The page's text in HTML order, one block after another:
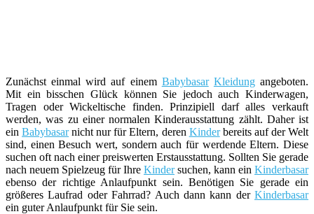
Zunächst einmal wird auf einem Babybasar Kleidungangeboten.
Mit ein bisschen Glück können Sie jedoch auch Kinderwagen,
Tragen oder Wickeltische finden. Prinzipiell darf alles verkauft
werden, was zu einer normalen Kinderausstattung zählt. Daher ist
einBabybasarnicht nur für Eltern, deren Kinderbereits auf der Welt
sind, einen Besuch wert, sondern auch für werdende Eltern. Diese
suchen oft nach einer preiswerten Erstausstattung. Sollten Sie gerade
nach neuem Spielzeug für Ihre Kindersuchen, kann ein Kinderbasar
ebenso der richtige Anlaufpunkt sein. Benötigen Sie gerade ein
größeres Laufrad oder Fahrrad? Auch dann kann der Kinderbasar
ein guter Anlaufpunkt für Sie sein.